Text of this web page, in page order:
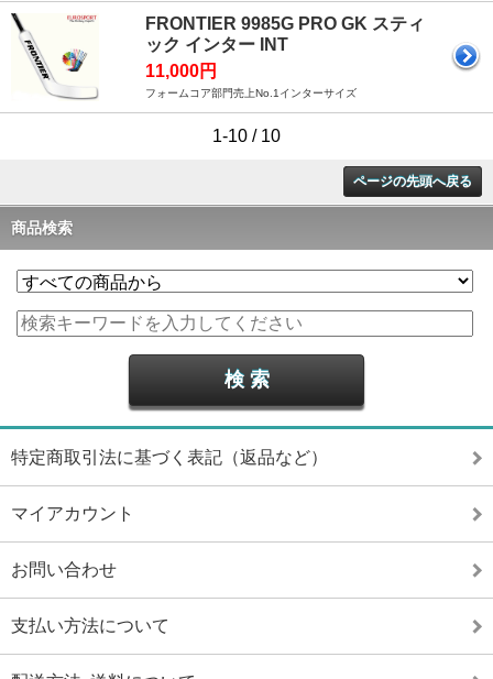
FRONTIER 9985G PRO GK スティ
ック インター INT
11,000円
フォームコア部門売上No.1インターサイズ
1-10 / 10
ページの先頭へ戻る
商品検索
特定商取引法に基づく表記（返品など）
マイアカウント
お問い合わせ
支払い方法について